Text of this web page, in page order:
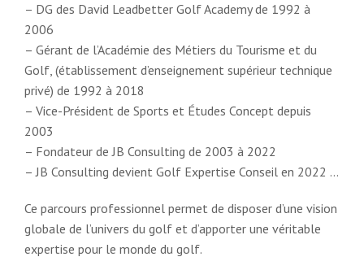
– DG des David Leadbetter Golf Academy de 1992 à
2006
– Gérant de l’Académie des Métiers du Tourisme et du
Golf, (établissement d’enseignement supérieur technique
privé) de 1992 à 2018
– Vice-Président de Sports et Études Concept depuis
2003
– Fondateur de JB Consulting de 2003 à 2022
– JB Consulting devient Golf Expertise Conseil en 2022 …
Ce parcours professionnel permet de disposer d’une vision
globale de l’univers du golf et d’apporter une véritable
expertise pour le monde du golf.